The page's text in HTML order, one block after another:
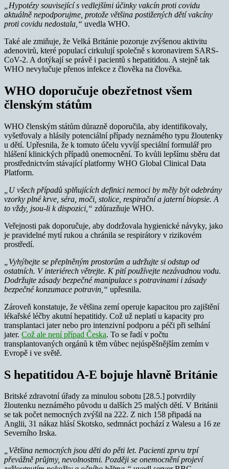
„Hypotézy související s vedlejšími účinky vakcín proti covidu
aktuálně nepodporujme, protože většina postižených dětí vakcíny
proti covidu nedostala,“ uvedla WHO.
Také ale zmiňuje, že Velká Británie pozoruje zvýšenou aktivitu
adenovirů, které populací cirkulují společně s koronavirem SARS-
CoV-2. A dotýkají se právě i pacientů s hepatitidou. A stejně tak
WHO nevylučuje přenos infekce z člověka na člověka.
WHO doporučuje obezřetnost všem
členským státům
WHO členským státům důrazně doporučila, aby identifikovaly,
vyšetřovaly a hlásily potenciální případy neznámého typu žloutenky
u dětí. Upřesnila, že k tomuto účelu vyvíjí speciální formulář pro
hlášení klinických případů onemocnění. To kvůli lepšímu sběru dat
prostřednictvím stávající platformy WHO Global Clinical Data
Platform.
„U všech případů splňujících definici nemoci by měly být odebrány
vzorky plné krve, séra, moči, stolice, respirační a jaterní biopsie. A
to vždy, jsou-li k dispozici,“ zdůrazňuje WHO.
Veřejnosti pak doporučuje, aby dodržovala hygienické návyky, jako
je pravidelné mytí rukou a chránila se respirátory v rizikovém
prostředí.
„Vyhýbejte se přeplněným prostorům a udržujte si odstup od
ostatních. V interiérech větrejte. K pití používejte nezávadnou vodu.
Dodržujte zásady bezpečné manipulace s potravinami i zásady
bezpečné konzumace potravin,“ upřesnila.
Zároveň konstatuje, že většina zemí operuje kapacitou pro zajištění
lékařské léčby akutní hepatitidy. Což už neplatí u kapacity pro
transplantaci jater nebo pro intenzivní podporu a péči při selhání
jater. Což ale není případ Česka. To se řadí v počtu
transplantovaných orgánů k těm vůbec nejúspěšnějším zemím v
Evropě i ve světě.
S hepatitidou A-E bojuje hlavně Británie
Britské zdravotní úřady za minulou sobotu [28.5.] potvrdily
žloutenku neznámého původu u dalších 25 malých dětí. V Británii
se tak počet nemocných zvýšil na 222. Z nich 158 připadá na
Anglii, 31 nákaz hlásí Skotsko, sedmnáct pochází z Walesu a 16 ze
Severního Irska.
„Většina nemocných jsou děti do pěti let. Pacienti zprvu trpí
převážně průjmy, nevolnostmi. Později se onemocnění projeví